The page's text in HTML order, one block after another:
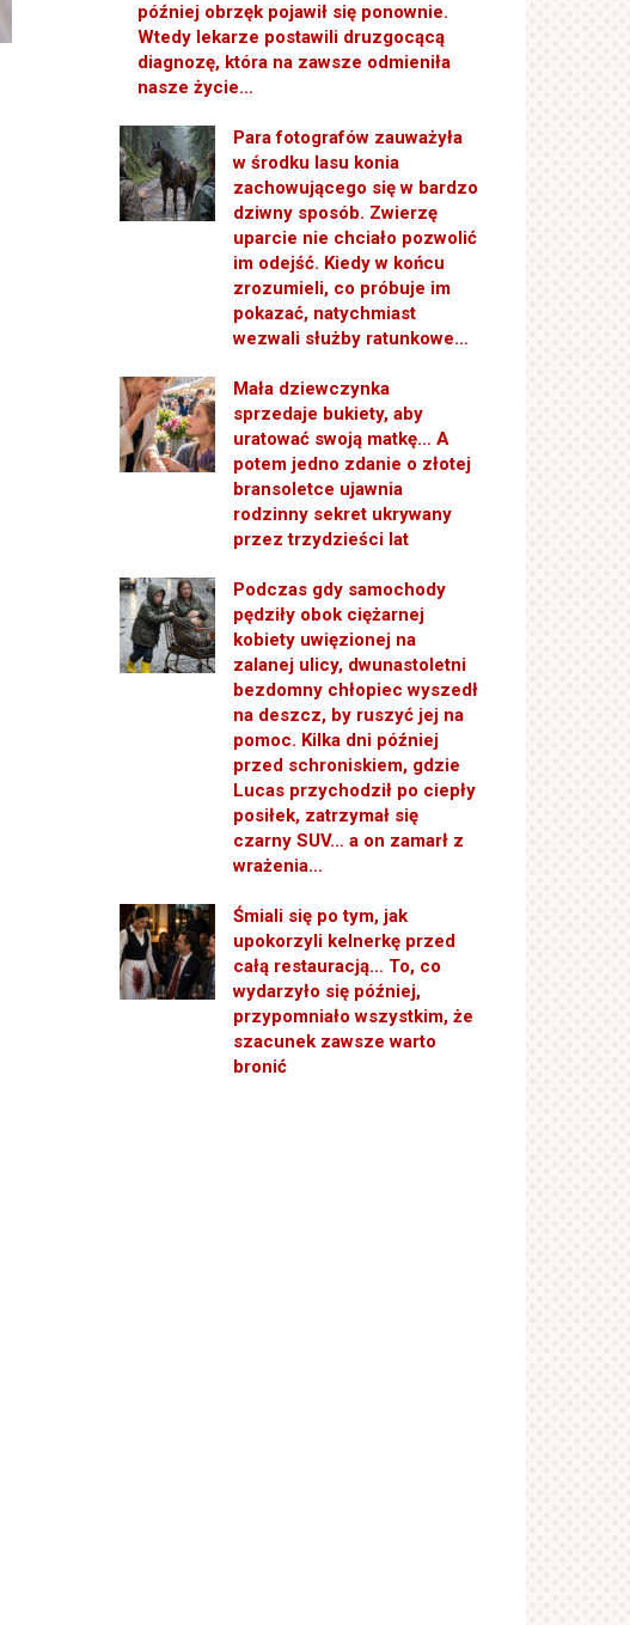
później obrzęk pojawił się ponownie.
Wtedy lekarze postawili druzgocącą
diagnozę, która na zawsze odmieniła
nasze życie…
Para fotografów zauważyła
w środku lasu konia
zachowującego się w bardzo
dziwny sposób. Zwierzę
uparcie nie chciało pozwolić
im odejść. Kiedy w końcu
zrozumieli, co próbuje im
pokazać, natychmiast
wezwali służby ratunkowe…
Mała dziewczynka
sprzedaje bukiety, aby
uratować swoją matkę… A
potem jedno zdanie o złotej
bransoletce ujawnia
rodzinny sekret ukrywany
przez trzydzieści lat
Podczas gdy samochody
pędziły obok ciężarnej
kobiety uwięzionej na
zalanej ulicy, dwunastoletni
bezdomny chłopiec wyszedł
na deszcz, by ruszyć jej na
pomoc. Kilka dni później
przed schroniskiem, gdzie
Lucas przychodził po ciepły
posiłek, zatrzymał się
czarny SUV… a on zamarł z
wrażenia…
Śmiali się po tym, jak
upokorzyli kelnerkę przed
całą restauracją… To, co
wydarzyło się później,
przypomniało wszystkim, że
szacunek zawsze warto
bronić